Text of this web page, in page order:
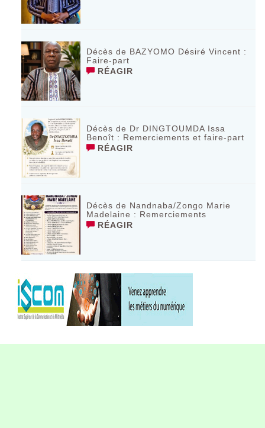
Décès de BAZYOMO Désiré Vincent :
Faire-part
RÉAGIR
Décès de Dr DINGTOUMDA Issa
Benoît : Remerciements et faire-part
RÉAGIR
Décès de Nandnaba/Zongo Marie
Madelaine : Remerciements
RÉAGIR